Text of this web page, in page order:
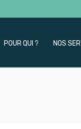
POUR QUI ? NOS